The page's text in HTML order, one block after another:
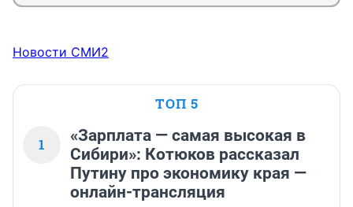
Новости СМИ2
ТОП 5
1
«Зарплата — самая высокая в
Сибири»: Котюков рассказал
Путину про экономику края —
онлайн-трансляция